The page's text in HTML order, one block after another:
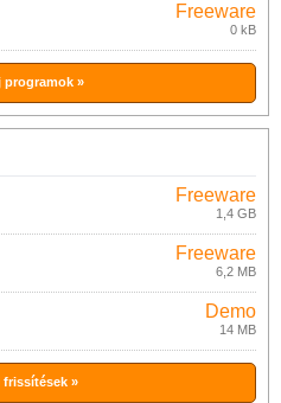
Freeware
0 kB
programok »
Freeware
1,4 GB
Freeware
6,2 MB
Demo
14 MB
»